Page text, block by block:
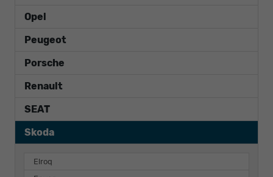
Opel
Peugeot
Porsche
Renault
SEAT
Skoda
Elroq